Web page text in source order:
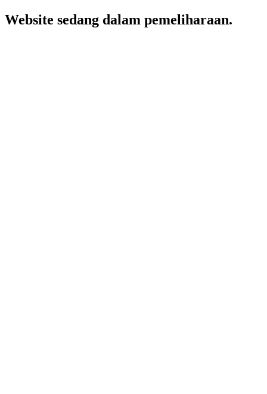
Website sedang dalam pemeliharaan.